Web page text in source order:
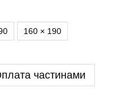
160 × 190
частинами